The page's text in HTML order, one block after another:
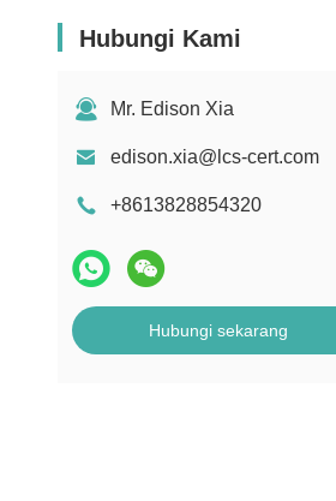
Hubungi Kami
Mr. Edison Xia
edison.xia@lcs-cert.com
+8613828854320
Hubungi sekarang